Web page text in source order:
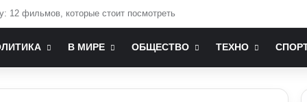
до мобілізаційного законодавства: що запропонували депутати
В МИРЕ ОБЩЕСТВО ТЕХНО